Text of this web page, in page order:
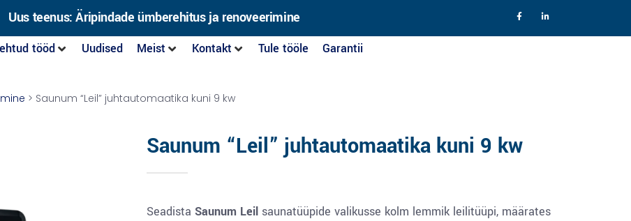
Uus teenus: Äripindade ümberehitus ja renoveerimine
tööd Uudised Meist Kontakt Tule tööle Garantii
> Saunum “Leil” juhtautomaatika kuni 9 kw
Saunum “Leil” juhtautomaatika kuni 9 kw
Seadista Saunum Leilsaunatüüpide valikusse kolm lemmik leilitüüpi, määrates